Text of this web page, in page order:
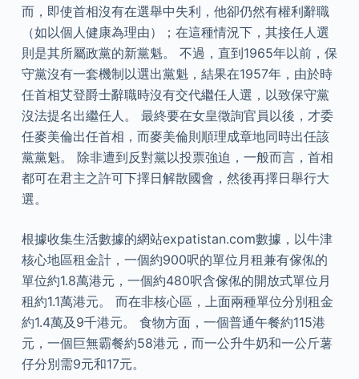
而，即使首相沒有在選舉中失利，他卻仍然有權利辭職
（如以個人健康為理由）；在這種情況下，其接任人選
則是其所屬政黨的新黨魁。 不過，直到1965年以前，保
守黨沒有一套機制以選出黨魁，結果在1957年，由於時
任首相艾登爵士辭職時沒有交代繼任人選，以致保守黨
沒法提名出繼任人。 最終要在女皇徵詢官員以後，才委
任麥美倫出任首相，而麥美倫則順理成章地同時出任該
黨黨魁。 除非遭到反對黨以投票強迫，一般而言，首相
都可在君主之許可下擇日解散國會，然後再擇日舉行大
選。
根據收集生活數據的網站expatistan.com數據，以牛津
核心地區租金計，一個約900呎的單位月租兼有傢俬的
單位約1.8萬港元，一個約480呎含傢俬的開放式單位月
租約1.1萬港元。 而在非核心區，上面兩種單位分別租金
約1.4萬及9千港元。 食物方面，一個普通午餐約115港
元，一個巨無霸餐約58港元，而一公升牛奶和一公斤薯
仔分別需9元和17元。